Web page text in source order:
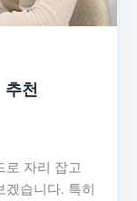
추천
로 자리 잡고
겠습니다. 특히